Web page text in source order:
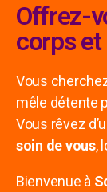
Offrez-
corps et
Vous
mêle détente
Vous rêvez
soin de vous,
Bienvenue à